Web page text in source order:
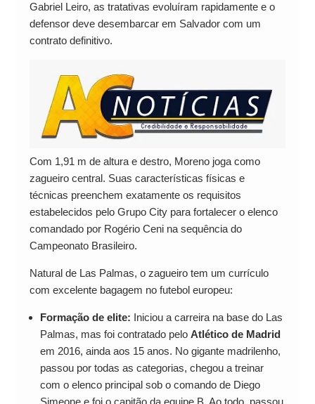
Gabriel Leiro, as tratativas evoluíram rapidamente e o
defensor deve desembarcar em Salvador com um
contrato definitivo.
Com 1,91 m de altura e destro, Moreno joga como
zagueiro central. Suas características físicas e
técnicas preenchem exatamente os requisitos
estabelecidos pelo Grupo City para fortalecer o elenco
comandado por Rogério Ceni na sequência do
Campeonato Brasileiro.
Natural de Las Palmas, o zagueiro tem um currículo
com excelente bagagem no futebol europeu:
Formação de elite: Iniciou a carreira na base do Las
Palmas, mas foi contratado pelo Atlético de Madrid
em 2016, ainda aos 15 anos. No gigante madrilenho,
passou por todas as categorias, chegou a treinar
com o elenco principal sob o comando de Diego